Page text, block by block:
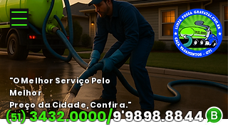
(51) 3432.0000/9'9898.8844
"O Melhor Serviço Pelo
Melhor
Preço da Cidade, Confira."